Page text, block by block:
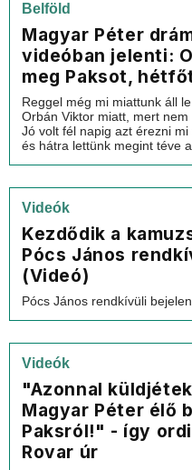
Belföld
Magyar Péter
videóban jelenti:
meg Paksot,
Reggel még mi miattunk áll
Orbán Viktor miatt, mert
Jó volt fél napig azt érezni
és hátra lettünk megint téve
Videók
Kezdődik a
Pócs János
(Videó)
Pócs János rendkívüli
Videók
"Azonnal
Magyar Péter élő
Paksról!" - így
Rovar úr